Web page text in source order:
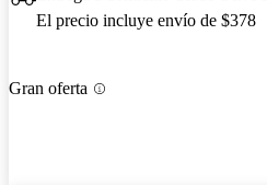
El precio incluye envío de $378
Gran oferta